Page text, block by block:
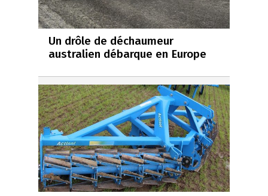
Un drôle de déchaumeur
australien débarque en Europe